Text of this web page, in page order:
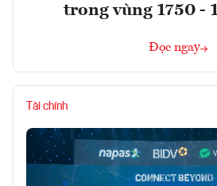
trong vùng 1750 -
Đọc ngay
Tài chính